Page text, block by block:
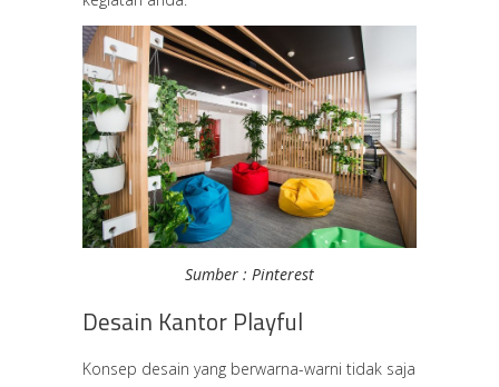
Sumber : Pinterest
Desain Kantor Playful
Konsep desain yang berwarna-warni tidak saja